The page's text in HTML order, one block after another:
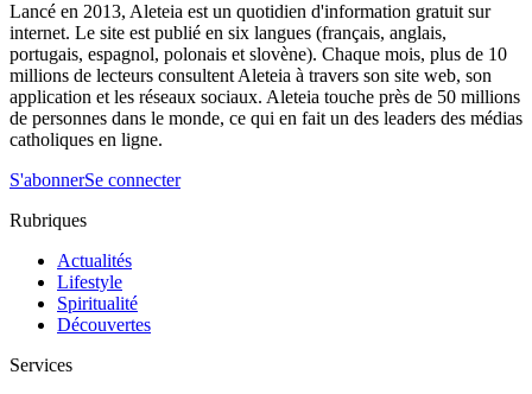
Lancé en 2013, Aleteia est un quotidien d'information gratuit sur
internet. Le site est publié en six langues (français, anglais,
portugais, espagnol, polonais et slovène). Chaque mois, plus de 10
millions de lecteurs consultent Aleteia à travers son site web, son
application et les réseaux sociaux. Aleteia touche près de 50 millions
de personnes dans le monde, ce qui en fait un des leaders des médias
catholiques en ligne.
S'abonnerSe connecter
Rubriques
Actualités
Lifestyle
Spiritualité
Découvertes
Services